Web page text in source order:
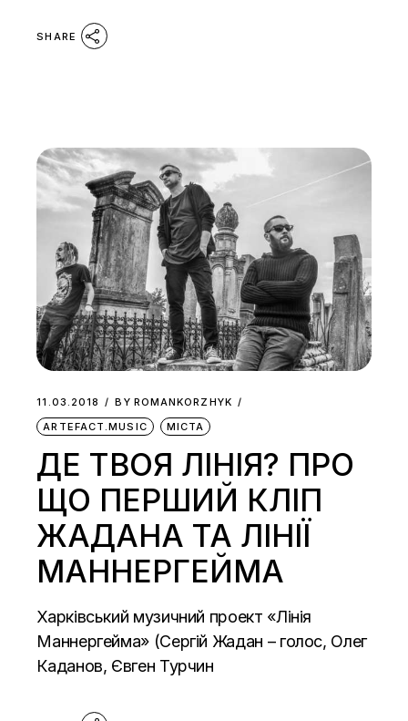
SHARE
11.03.2018 BY ROMANKORZHYK
ARTEFACT.MUSIC
МІСТА
ДЕ ТВОЯ ЛІНІЯ? ПРО
ЩО ПЕРШИЙ КЛІП
ЖАДАНА ТА ЛІНІЇ
МАННЕРГЕЙМА
Харківський музичний проект «Лінія
Маннергейма» (Сергій Жадан – голос, Олег
Каданов, Євген Турчин